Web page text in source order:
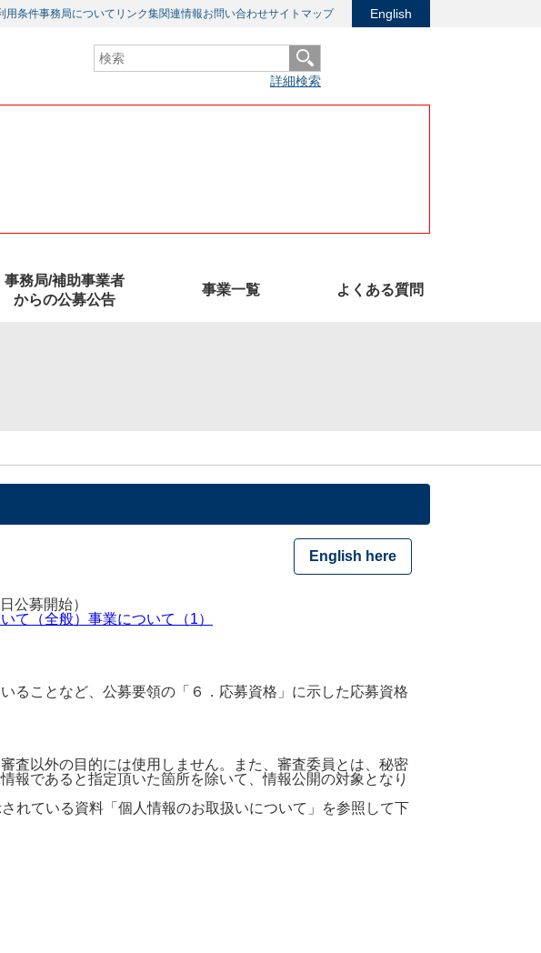
用条件事務局について リンク集関連情報お問い合わせサイトマップ English
詳細検索
事務局/補助事業者
からの公募公告
事業一覧 よくある質問
English here
公募開始）
て（全般） 事業について（1）
ることなど、公募要領の「６．応募資格」に示した応募資格
査以外の目的には使用しません。また、審査委員とは、秘密
報であると指定頂いた箇所を除いて、情報公開の対象となり
れている資料「個人情報のお取扱いについて」を参照して下